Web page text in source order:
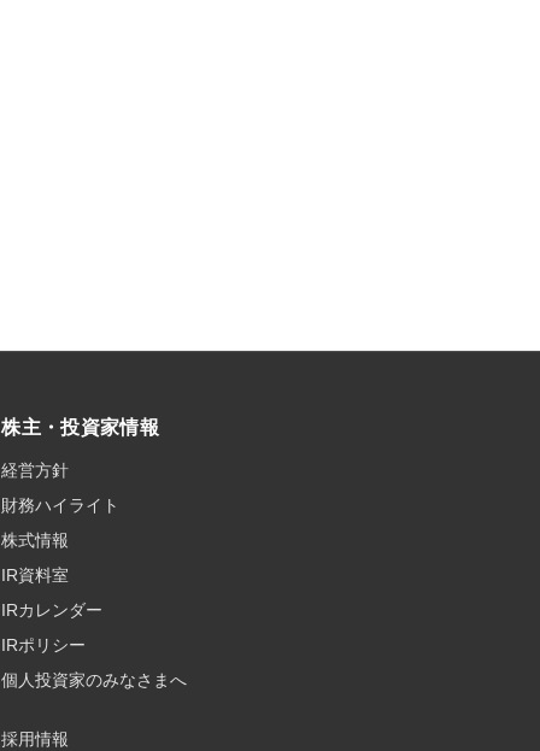
株主・投資家情報
経営方針
財務ハイライト
株式情報
IR資料室
IRカレンダー
IRポリシー
個人投資家のみなさまへ
採用情報